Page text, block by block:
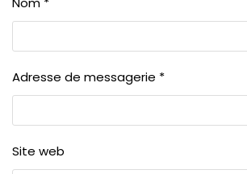
Adresse de messagerie *
Site web